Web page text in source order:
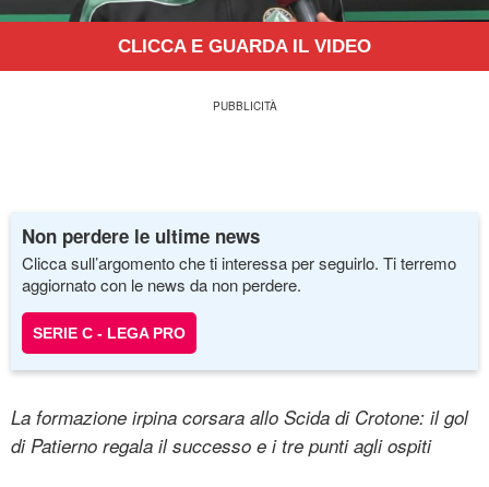
CLICCA E GUARDA IL VIDEO
Non perdere le ultime news
Clicca sull’argomento che ti interessa per seguirlo. Ti terremo
aggiornato con le news da non perdere.
SERIE C - LEGA PRO
La formazione irpina corsara allo Scida di Crotone: il gol
di Patierno regala il successo e i tre punti agli ospiti